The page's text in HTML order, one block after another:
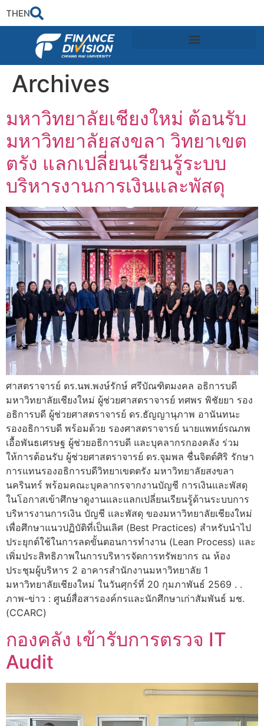
THEN
Archives
มหาวิทยาลัยเชียงใหม่ ต้อนรับ
มหาวิทยาลัยสงขลา วิทยาเขต
ตรัง แลกเปลี่ยนเรียนรู้ระบบ
บริหารงานการเงินและพัสดุ
ศาสตราจารย์ ดร.นพ.พงษ์รักษ์ ศรีบัณฑิตมงคล อธิการบดี
มหาวิทยาลัยเชียงใหม่ ผู้ช่วยศาสตราจารย์ ทศพร พิชัยยา รอง
อธิการบดี ผู้ช่วยศาสตราจารย์ ดร.ธัญญานุภาพ อานันทนะ
รองอธิการบดี พร้อมด้วย รองศาสตราจารย์ นายแพทย์รณภพ
เอื้อพันธเศรษฐ ผู้ช่วยอธิการบดี และบุคลากรกองคลัง ร่วม
ให้การต้อนรับ ผู้ช่วยศาสตราจารย์ ดร.จุมพล ชื่นจิตต์ศิริ รักษา
การแทนรองอธิการบดีวิทยาเขตตรัง มหาวิทยาลัยสงขลา
นครินทร์ พร้อมคณะบุคลากรจากงานบัญชี การเงินและพัสดุ
ในโอกาสเข้าศึกษาดูงานและแลกเปลี่ยนเรียนรู้ด้านระบบการ
บริหารงานการเงิน บัญชี และพัสดุ ของมหาวิทยาลัยเชียงใหม่
เพื่อศึกษาแนวปฏิบัติที่เป็นเลิศ (Best Practices) สำหรับนำไป
ประยุกต์ใช้ในการลดขั้นตอนการทำงาน (Lean Process) และ
เพิ่มประสิทธิภาพในการบริหารจัดการทรัพยากร ณ ห้อง
ประชุมผู้บริหาร 2 อาคารสำนักงานมหาวิทยาลัย 1
มหาวิทยาลัยเชียงใหม่ ในวันศุกร์ที่ 20 กุมภาพันธ์ 2569 . .
ภาพ-ข่าว : ศูนย์สื่อสารองค์กรและนักศึกษาเก่าสัมพันธ์ มช.
(CCARC)
กองคลัง เข้ารับการตรวจ IT
Audit